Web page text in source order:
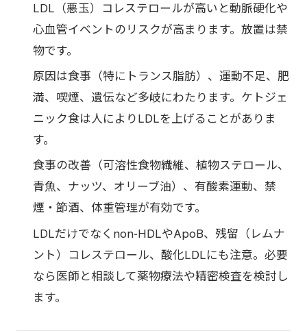
LDL（悪玉）コレステロールが高いと動脈硬化や
心血管イベントのリスクが高まります。放置は禁
物です。
原因は食事（特にトランス脂肪）、運動不足、肥
満、喫煙、遺伝など多岐にわたります。ケトジェ
ニック食は人によりLDLを上げることがありま
す。
食事の改善（可溶性食物繊維、植物ステロール、
青魚、ナッツ、オリーブ油）、有酸素運動、禁
煙・節酒、体重管理が有効です。
LDLだけでなくnon‑HDLやApoB、残留（レムナ
ント）コレステロール、酸化LDLにも注意。必要
なら医師と相談して薬物療法や精密検査を検討し
ます。